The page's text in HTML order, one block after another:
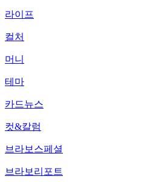
라이프
컬처
머니
테마
카드뉴스
컷&칼럼
브라보스페셜
브라보리포트